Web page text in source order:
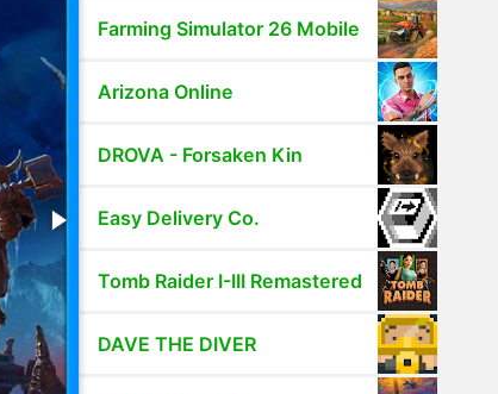
Farming Simulator 26 Mobile
Arizona Online
DROVA - Forsaken Kin
Easy Delivery Co.
Tomb Raider I-III Remastered
DAVE THE DIVER